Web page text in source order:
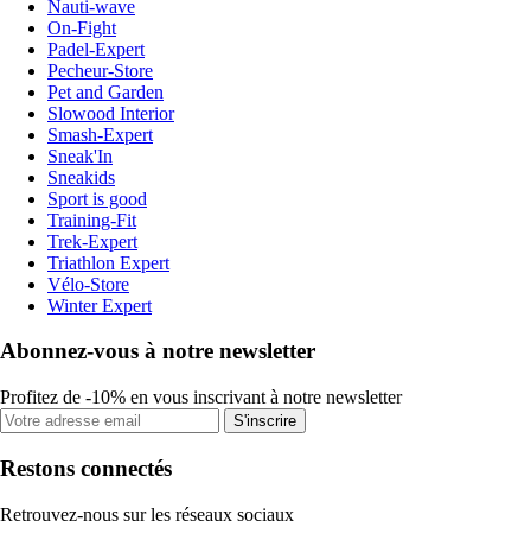
Nauti-wave
On-Fight
Padel-Expert
Pecheur-Store
Pet and Garden
Slowood Interior
Smash-Expert
Sneak'In
Sneakids
Sport is good
Training-Fit
Trek-Expert
Triathlon Expert
Vélo-Store
Winter Expert
Abonnez-vous à notre newsletter
Profitez de -10% en vous inscrivant à notre newsletter
S'inscrire
Restons connectés
Retrouvez-nous sur les réseaux sociaux